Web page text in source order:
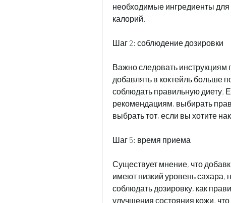
необходимые ингредиенты
калорий.
Шаг 2: соблюдение дозировки
Важно следовать инструкциям
добавлять в коктейль больше
соблюдать правильную диету.
рекомендациям, выбирать
выбрать тот, если вы хотите
Шаг 5: время приема
Существует мнение, что
имеют низкий уровень сахара,
соблюдать дозировку, как
улучшения состояния кожи,